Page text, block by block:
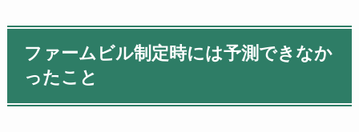
ファームビル制定時には予測できなか
ったこと